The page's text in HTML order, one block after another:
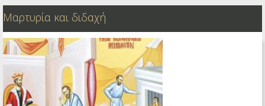
Μαρτυρία και διδαχή